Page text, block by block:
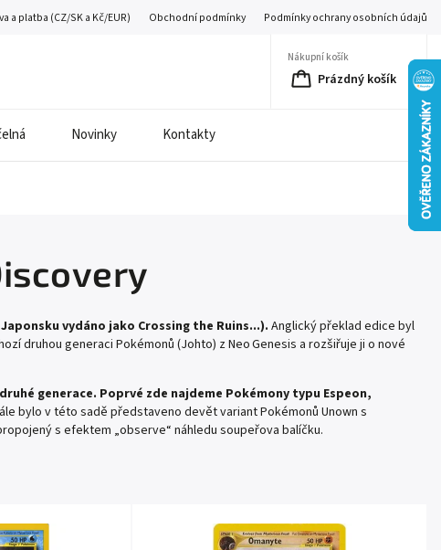
a platba (CZ/SK a Kč/EUR) Obchodní podmínky Podmínky ochrany osobních údajů
Nákupní košík
Prázdný košík
Novinky Kontakty
vydáno jako Crossing the Ruins...). Anglický překlad edice byl
druhou generaci Pokémonů (Johto) z Neo Genesis a rozšiřuje ji o nové
generace. Poprvé zde najdeme Pokémony typu Espeon,
bylo v této sadě představeno devět variant Pokémonů Unown s
s efektem „observe“ náhledu soupeřova balíčku.